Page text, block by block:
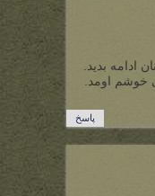
ادامه بدید.
خوشم اومد.
پاسخ